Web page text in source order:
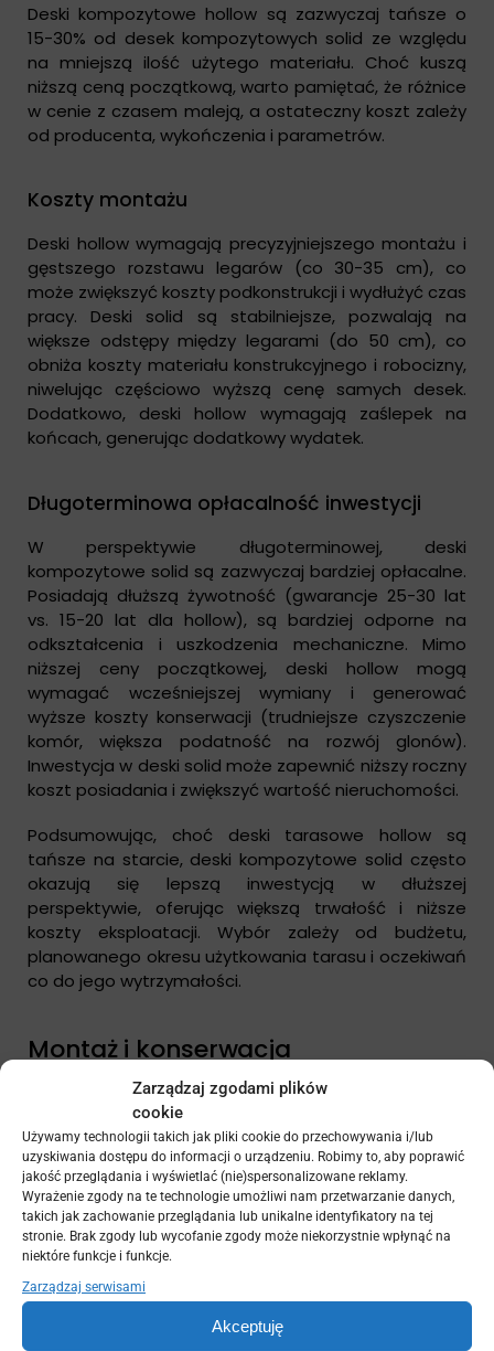
Zarządzaj zgodami plików
cookie
Używamy technologii takich jak pliki cookie do przechowywania i/lub
uzyskiwania dostępu do informacji o urządzeniu. Robimy to, aby poprawić
jakość przeglądania i wyświetlać (nie)spersonalizowane reklamy.
Wyrażenie zgody na te technologie umożliwi nam przetwarzanie danych,
takich jak zachowanie przeglądania lub unikalne identyfikatory na tej
stronie. Brak zgody lub wycofanie zgody może niekorzystnie wpłynąć na
niektóre funkcje i funkcje.
Zarządzaj serwisami
Akceptuję
Deski kompozytowe hollow są zazwyczaj tańsze o
15-30% od desek kompozytowych solid ze względu
na mniejszą ilość użytego materiału. Choć kuszą
niższą ceną początkową, warto pamiętać, że różnice
w cenie z czasem maleją, a ostateczny koszt zależy
od producenta, wykończenia i parametrów.
Koszty montażu
Deski hollow wymagają precyzyjniejszego montażu i
gęstszego rozstawu legarów (co 30-35 cm), co
może zwiększyć koszty podkonstrukcji i wydłużyć czas
pracy. Deski solid są stabilniejsze, pozwalają na
większe odstępy między legarami (do 50 cm), co
obniża koszty materiału konstrukcyjnego i robocizny,
niwelując częściowo wyższą cenę samych desek.
Dodatkowo, deski hollow wymagają zaślepek na
końcach, generując dodatkowy wydatek.
Długoterminowa opłacalność inwestycji
W perspektywie długoterminowej, deski
kompozytowe solid są zazwyczaj bardziej opłacalne.
Posiadają dłuższą żywotność (gwarancje 25-30 lat
vs. 15-20 lat dla hollow), są bardziej odporne na
odkształcenia i uszkodzenia mechaniczne. Mimo
niższej ceny początkowej, deski hollow mogą
wymagać wcześniejszej wymiany i generować
wyższe koszty konserwacji (trudniejsze czyszczenie
komór, większa podatność na rozwój glonów).
Inwestycja w deski solid może zapewnić niższy roczny
koszt posiadania i zwiększyć wartość nieruchomości.
Podsumowując, choć deski tarasowe hollow są
tańsze na starcie, deski kompozytowe solid często
okazują się lepszą inwestycją w dłuższej
perspektywie, oferując większą trwałość i niższe
koszty eksploatacji. Wybór zależy od budżetu,
planowanego okresu użytkowania tarasu i oczekiwań
co do jego wytrzymałości.
Montaż i konserwacja
Techniki instalacji desek solid i hollow
Deski kompozytowe hollow są lżejsze, co ułatwia
transport, ale wymagają delikatniejszego
obchodzenia się podczas montażu ze względu na ich
komorową strukturę. Niezbędne jest użycie
specjalnych klipsów zapewniających odpowiednią
dylatację (5-7 mm) oraz gęstszy rozstaw legarów
(max. 35-40 cm), aby zapobiec uginaniu. Otwarte
końce desek należy zabezpieczyć zaślepkami.